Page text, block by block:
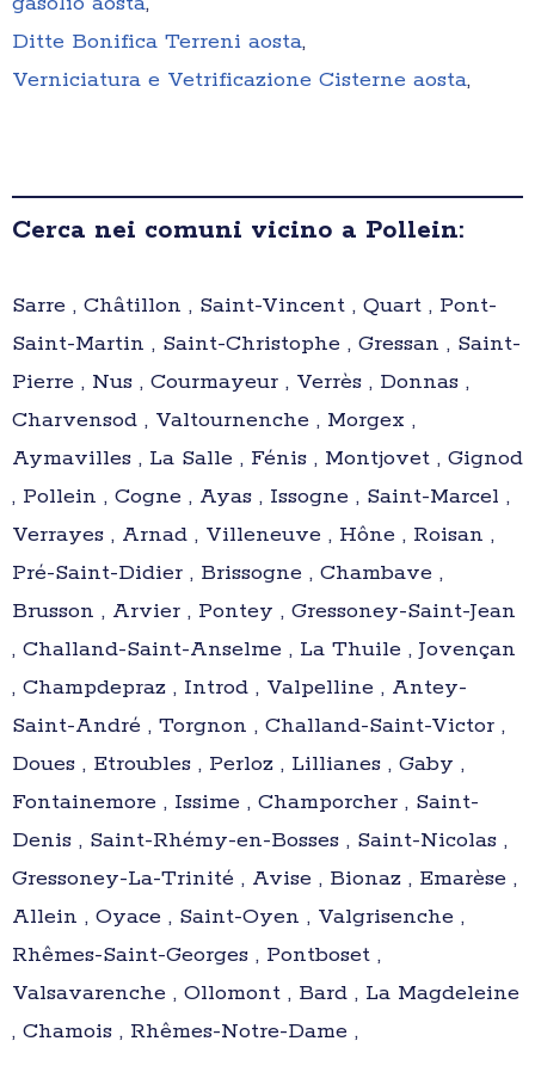
Ditte Bonifica Terreni aosta,
Verniciatura e Vetrificazione Cisterne aosta,
Cerca nei comuni vicino a Pollein:
Sarre , Châtillon , Saint-Vincent , Quart , Pont-
Saint-Martin , Saint-Christophe , Gressan , Saint-
Pierre , Nus , Courmayeur , Verrès , Donnas ,
Charvensod , Valtournenche , Morgex ,
Aymavilles , La Salle , Fénis , Montjovet , Gignod
, Pollein , Cogne , Ayas , Issogne , Saint-Marcel ,
Verrayes , Arnad , Villeneuve , Hône , Roisan ,
Pré-Saint-Didier , Brissogne , Chambave ,
Brusson , Arvier , Pontey , Gressoney-Saint-Jean
, Challand-Saint-Anselme , La Thuile , Jovençan
, Champdepraz , Introd , Valpelline , Antey-
Saint-André , Torgnon , Challand-Saint-Victor ,
Doues , Etroubles , Perloz , Lillianes , Gaby ,
Fontainemore , Issime , Champorcher , Saint-
Denis , Saint-Rhémy-en-Bosses , Saint-Nicolas ,
Gressoney-La-Trinité , Avise , Bionaz , Emarèse ,
Allein , Oyace , Saint-Oyen , Valgrisenche ,
Rhêmes-Saint-Georges , Pontboset ,
Valsavarenche , Ollomont , Bard , La Magdeleine
, Chamois , Rhêmes-Notre-Dame ,